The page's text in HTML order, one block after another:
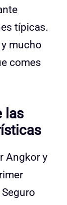
típicas.
mucho
comes
las
Angkor y